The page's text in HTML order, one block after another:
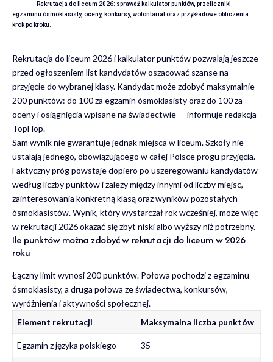
Rekrutacja do liceum 2026: sprawdź kalkulator punktów, przeliczniki
egzaminu ósmoklasisty, oceny, konkursy, wolontariat oraz przykładowe obliczenia
krok po kroku.
Rekrutacja do liceum 2026 i kalkulator punktów pozwalają jeszcze
przed ogłoszeniem list kandydatów oszacować szanse na
przyjęcie do wybranej klasy. Kandydat może zdobyć maksymalnie
200 punktów: do 100 za egzamin ósmoklasisty oraz do 100 za
oceny i osiągnięcia wpisane na świadectwie — informuje redakcja
TopFlop.
Sam wynik nie gwarantuje jednak miejsca w liceum. Szkoły nie
ustalają jednego, obowiązującego w całej Polsce progu przyjęcia.
Faktyczny próg powstaje dopiero po uszeregowaniu kandydatów
według liczby punktów i zależy między innymi od liczby miejsc,
zainteresowania konkretną klasą oraz wyników pozostałych
ósmoklasistów. Wynik, który wystarczał rok wcześniej, może więc
w rekrutacji 2026 okazać się zbyt niski albo wyższy niż potrzebny.
Ile punktów można zdobyć w rekrutacji do liceum w 2026
roku
Łączny limit wynosi 200 punktów. Połowa pochodzi z egzaminu
ósmoklasisty, a druga połowa ze świadectwa, konkursów,
wyróżnienia i aktywności społecznej.
Element rekrutacji
Maksymalna liczba punktów
Egzamin z języka polskiego 35